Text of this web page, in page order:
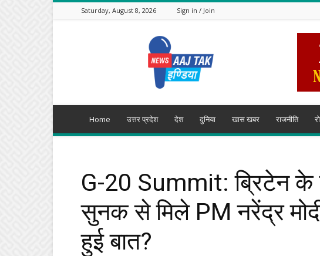
Saturday, August 8, 2026 Sign in / Join
India
Home उत्तर प्रदेश देश दुनिया खास खबर राजनीति
G-20 Summit: ब्रिटेन के
सुनक से मिले PM नरेंद्र
हुई बात?